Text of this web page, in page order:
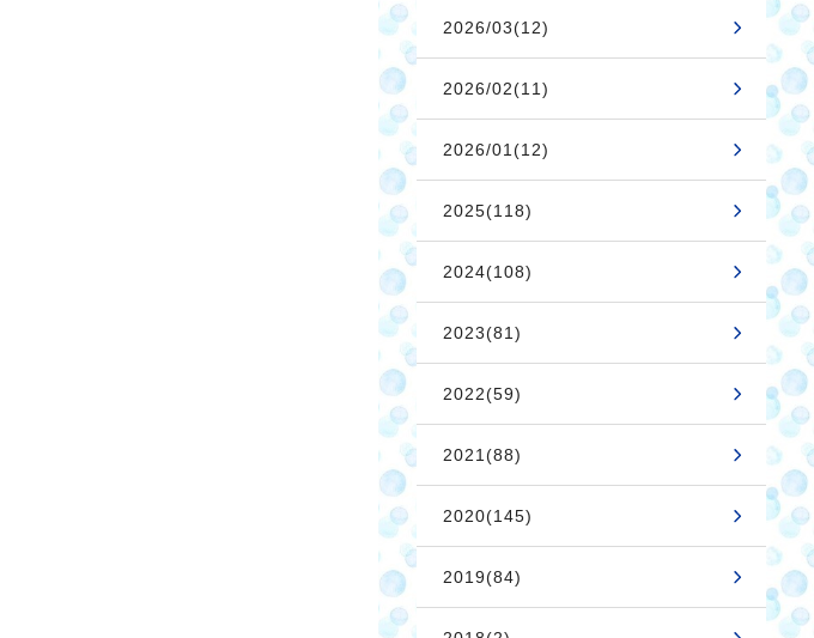
2026/03(12)
2026/02(11)
2026/01(12)
2025(118)
2024(108)
2023(81)
2022(59)
2021(88)
2020(145)
2019(84)